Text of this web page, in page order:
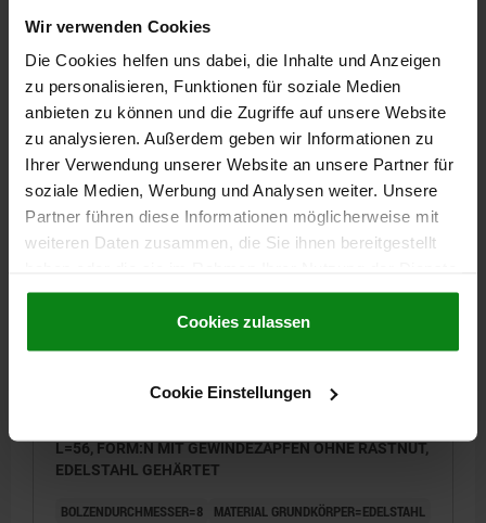
Wir verwenden Cookies
Die Cookies helfen uns dabei, die Inhalte und Anzeigen
zu personalisieren, Funktionen für soziale Medien
anbieten zu können und die Zugriffe auf unsere Website
zu analysieren. Außerdem geben wir Informationen zu
Ihrer Verwendung unserer Website an unsere Partner für
soziale Medien, Werbung und Analysen weiter. Unsere
Partner führen diese Informationen möglicherweise mit
weiteren Daten zusammen, die Sie ihnen bereitgestellt
gesammelt haben.Cookie Richtlinien
Datenschutz|AGB
Cookies zulassen
Cookie Einstellungen
HUB S=6
F X 30°=1,8 FEDERKRAFT ANFANG F1 CA. N=6
FEDERKRAFT ENDE F2 CA. N=14
Bestellnummer:03098-03206
14,78 CHF
zzgl. MwSt.
DETAILS
03098 N
L=56, FORM:N MIT GEWINDEZAPFEN OHNE RASTNUT,
EDELSTAHL GEHÄRTET
BOLZENDURCHMESSER=8
MATERIAL GRUNDKÖRPER=EDELSTAHL